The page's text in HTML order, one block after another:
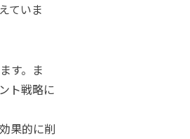
ていま
す。ま
ト戦略に
果的に削